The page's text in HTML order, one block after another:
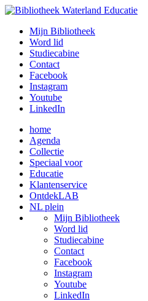
Mijn Bibliotheek
Word lid
Studiecabine
Contact
Facebook
Instagram
Youtube
LinkedIn
home
Agenda
Collectie
Speciaal voor
Educatie
Klantenservice
OntdekLAB
NL plein
Mijn Bibliotheek
Word lid
Studiecabine
Contact
Facebook
Instagram
Youtube
LinkedIn